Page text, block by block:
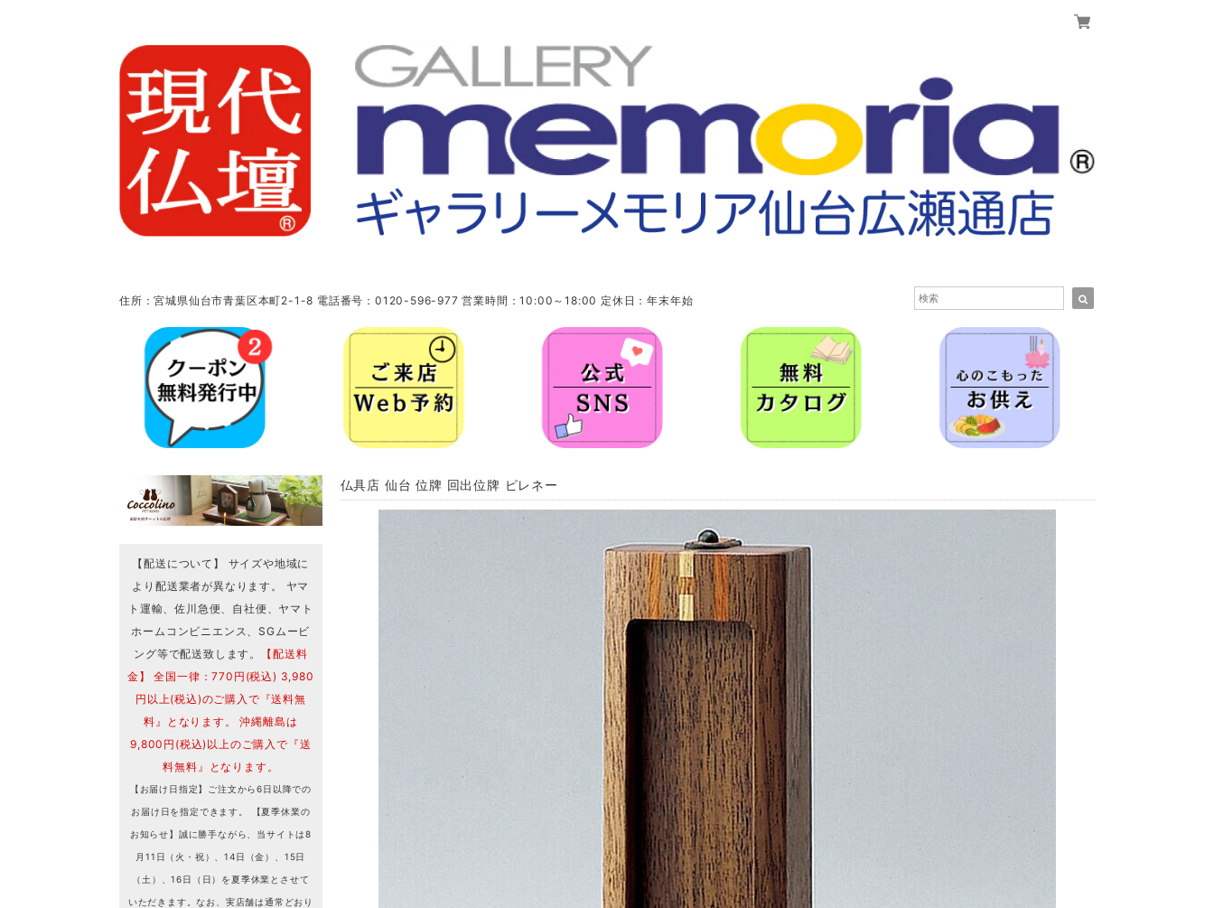
住所：宮城県仙台市青葉区本町2-1-8 電話番号：0120-596-977 営業時間：10:00～18:00 定休日：年末年始
【配送について】 サイズや地域に
より配送業者が異なります。 ヤマ
ト運輸、佐川急便、自社便、ヤマト
ホームコンビニエンス、SGムービ
ング等で配送致します。
【配送料
金】 全国一律：770円(税込) 3,980
円以上(税込)のご購入で『送料無
料』となります。 沖縄離島は
9,800円(税込)以上のご購入で『送
料無料』となります。
【お届け日指定】ご注文から6日以降での
お届け日を指定できます。 【夏季休業の
お知らせ】誠に勝手ながら、当サイトは8
月11日（火・祝）、14日（金）、15日
（土）、16日（日）を夏季休業とさせて
いただきます。なお、実店舗は通常どおり
仏具店 仙台 位牌 回出位牌 ピレネー